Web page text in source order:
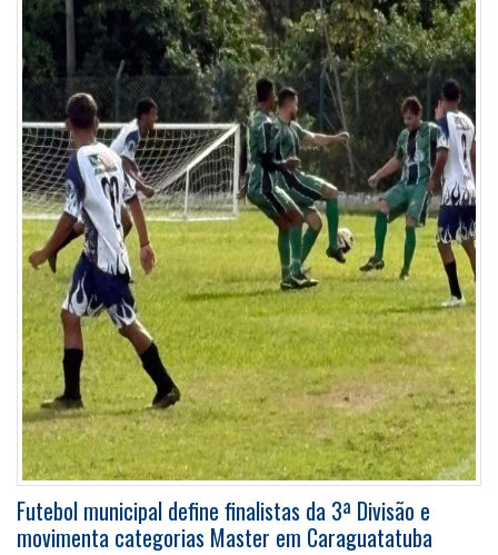
Futebol municipal define finalistas da 3ª Divisão e
movimenta categorias Master em Caraguatatuba